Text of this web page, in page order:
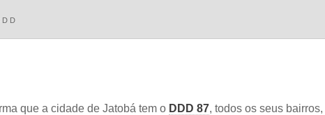
que a cidade de Jatobá tem o DDD 87, todos os seus